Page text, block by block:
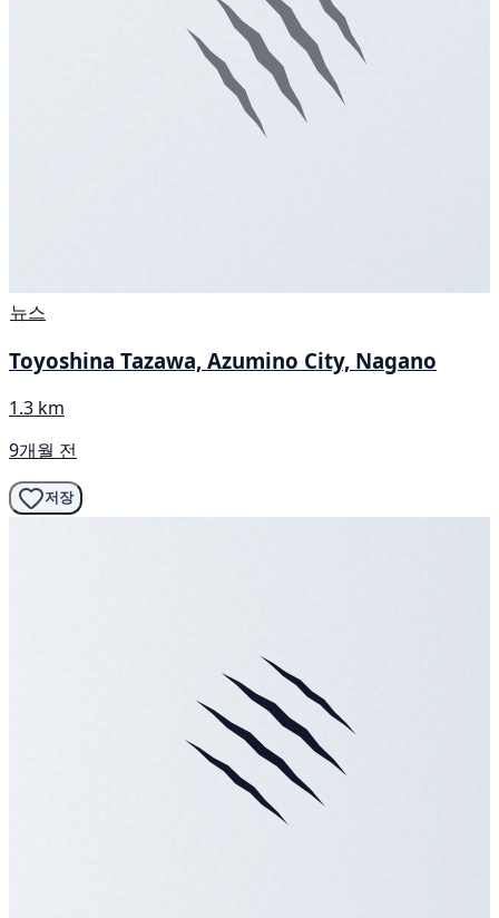
뉴스
Toyoshina Tazawa, Azumino City, Nagano
1.3 km
9개월 전
저장